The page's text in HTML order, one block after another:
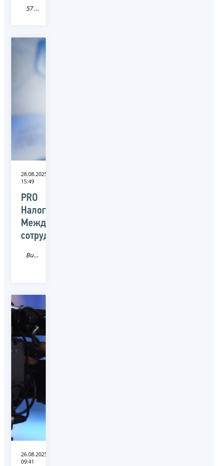
57 Орловская область
28.08.2025
15:49
PRO
Налоги:
Международное
сотрудничество
Видео
26.08.2025
09:41